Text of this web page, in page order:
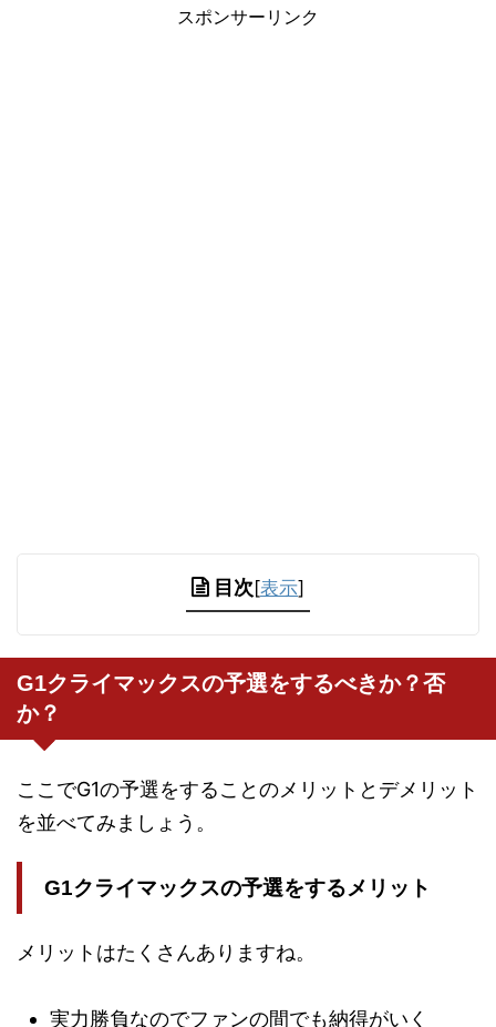
スポンサーリンク
目次[表示]
G1クライマックスの予選をするべきか？否
か？
ここでG1の予選をすることのメリットとデメリット
を並べてみましょう。
G1クライマックスの予選をするメリット
メリットはたくさんありますね。
実力勝負なのでファンの間でも納得がいく